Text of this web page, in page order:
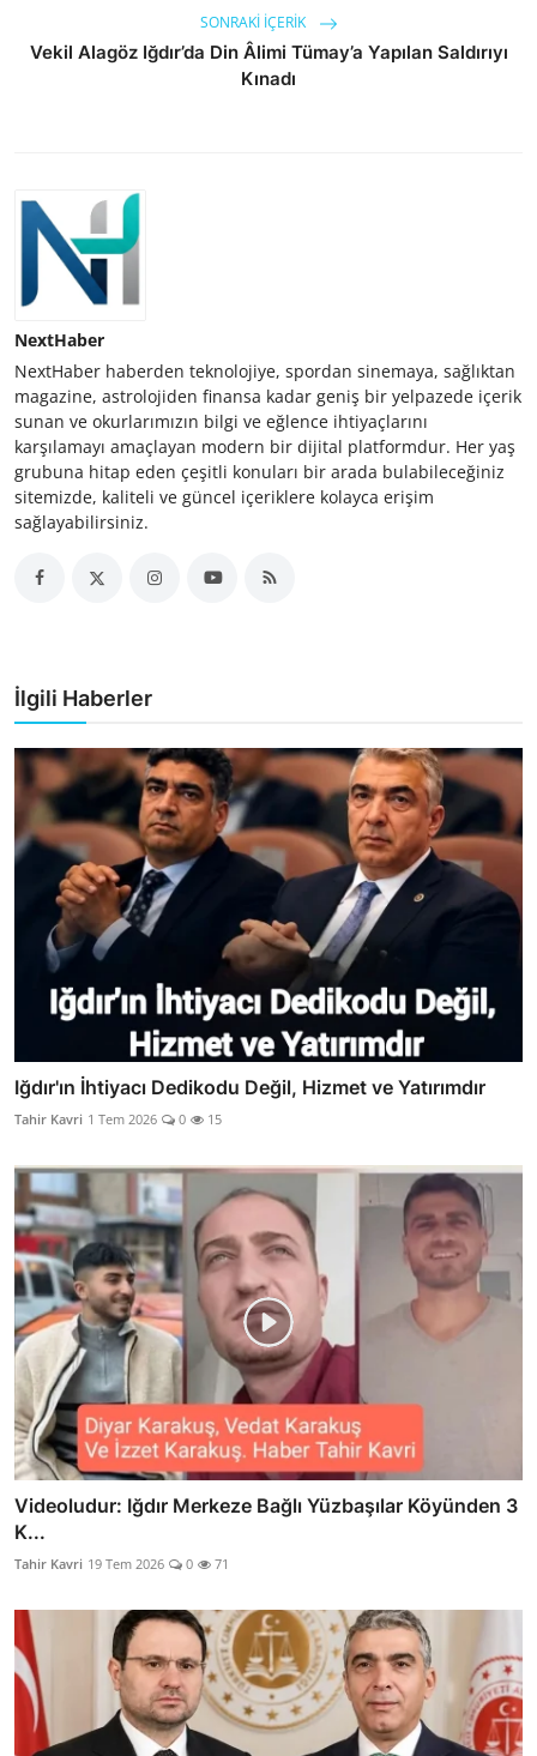
SONRAKI İÇERIK
Vekil Alagöz Iğdır’da Din Âlimi Tümay’a Yapılan Saldırıyı
Kınadı
NextHaber
NextHaber haberden teknolojiye, spordan sinemaya, sağlıktan
magazine, astrolojiden finansa kadar geniş bir yelpazede içerik
sunan ve okurlarımızın bilgi ve eğlence ihtiyaçlarını
karşılamayı amaçlayan modern bir dijital platformdur. Her yaş
grubuna hitap eden çeşitli konuları bir arada bulabileceğiniz
sitemizde, kaliteli ve güncel içeriklere kolayca erişim
sağlayabilirsiniz.
İlgili Haberler
Iğdır'ın İhtiyacı Dedikodu Değil, Hizmet ve Yatırımdır
Tahir Kavri 1 Tem 2026 0 15
Videoludur: Iğdır Merkeze Bağlı Yüzbaşılar Köyünden 3
K...
Tahir Kavri 19 Tem 2026 0 71